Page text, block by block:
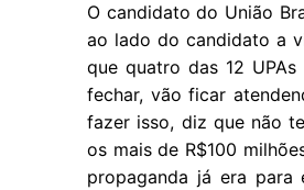
O candidato do União
ao lado do candidato a
que quatro das 12
fechar, vão ficar
fazer isso, diz que não
os mais de R$100
propaganda já era para